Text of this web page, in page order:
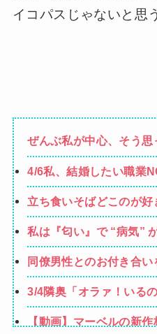
イコパスじゃないと思う
ぜんぶ私が中心、そう
4/6私、結婚したい職業
ど、嫁が子供連れて家
かないけど強いてあげ
れない。嫁のせいでア
立ち食いそばどこのが
ば、ゆで太郎、小諸そ
梅もと、いろり庵
私は『匂い』で “病気”
嫁の子供から「ガンの
経由で「ガンではない
縁、その結果・・・
同僚男性とのお付き合
ない主張を振りかざす
言いふらされて・・・
3/4隣奥「オラァ！いる
預かれ！(ドアケリー！
旦那さんに相談したら
【動画】マーベルの新